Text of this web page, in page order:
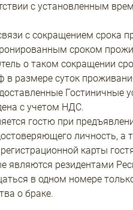
с установленным
с сокращением срока
сроком
о таком сокращении
в размере суток
Гостиничные
с учетом НДС.
гостю при
личность, а
карты
являются резидентами
в одном номере
о браке.